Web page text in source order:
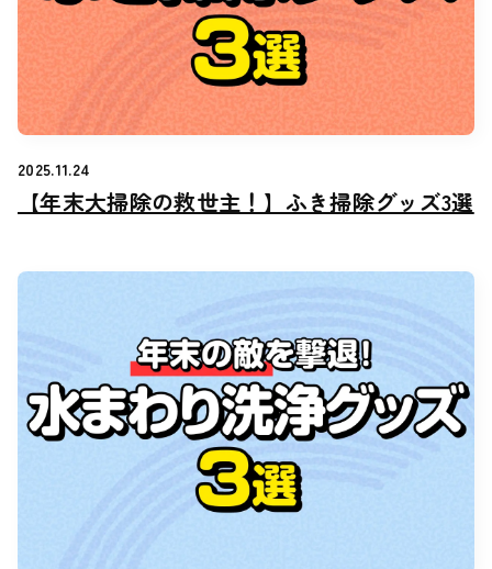
2025.11.24
【年末大掃除の救世主！】ふき掃除グッズ3選
【年末大掃除の救世主！】ふき掃除グッズ3選